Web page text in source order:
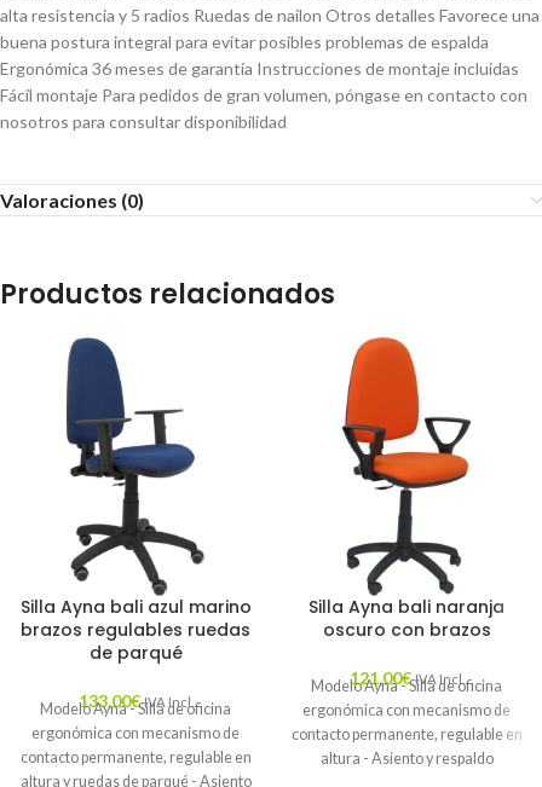
alta resistencia y 5 radios Ruedas de nailon Otros detalles Favorece una
buena postura integral para evitar posibles problemas de espalda
Ergonómica 36 meses de garantía Instrucciones de montaje incluidas
Fácil montaje Para pedidos de gran volumen, póngase en contacto con
nosotros para consultar disponibilidad
Valoraciones (0)
Productos relacionados
Silla Ayna bali azul marino
brazos regulables ruedas
de parqué
133,00€ IVA Incl.
Modelo Ayna - Silla de oficina
ergonómica con mecanismo de
contacto permanente, regulable en
altura y ruedas de parqué - Asiento
Silla Ayna bali naranja
oscuro con brazos
121,00€ IVA Incl.
Modelo Ayna - Silla de oficina
ergonómica con mecanismo de
contacto permanente, regulable en
altura - Asiento y respaldo